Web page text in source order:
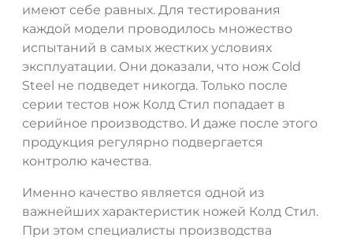
имеют себе равных. Для тестирования
каждой модели проводилось множество
испытаний в самых жестких условиях
эксплуатации. Они доказали, что нож Cold
Steel не подведет никогда. Только после
серии тестов нож Колд Стил попадает в
серийное производство. И даже после этого
продукция регулярно подвергается
контролю качества.
Именно качество является одной из
важнейших характеристик ножей Колд Стил.
При этом специалисты производства